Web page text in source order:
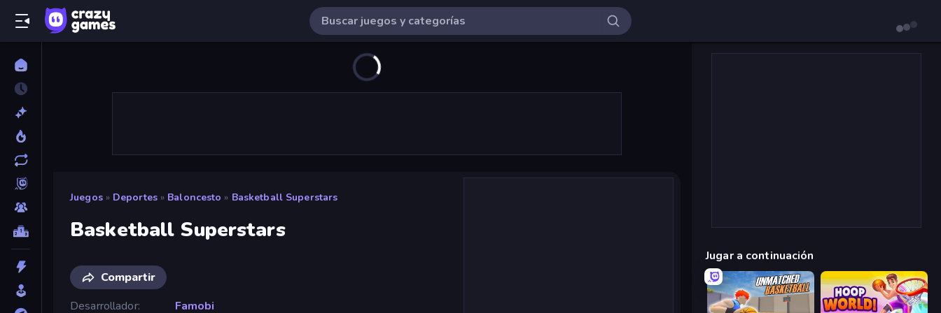
Juegos » Deportes » Baloncesto » Basketball Superstars
Basketball Superstars
Compartir
Desarrollador
Famobi
Jugar a continuación